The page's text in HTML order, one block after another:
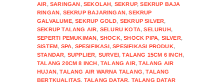
AIR,SARINGAN,SEKOLAH, SEKRUP,SEKRUP BAJA
RINGAN, SEKRUP BAJARINGAN,SEKRUP
GALVALUME,SEKRUP GOLD, SEKRUP SILVER,
SEKRUP TALANG AIR, SELURU KOTA,SELURUH,
SEPERTI PEMUKIMAN, SHOCK,SHOCK PIPA, SILVER,
SISTEM, SPA, SPESIFIKASI,SPESIFIKASI PRODUK,
STANDAR, SUPPLIER, SURVEI,TALANG 15CM 6 INCH,
TALANG 20CM 8 INCH,TALANG AIR,TALANG AIR
HUJAN,TALANG AIR WARNA TALANG,TALANG
BERTKUALITAS, TALANG DATAR, TALANG DATAR